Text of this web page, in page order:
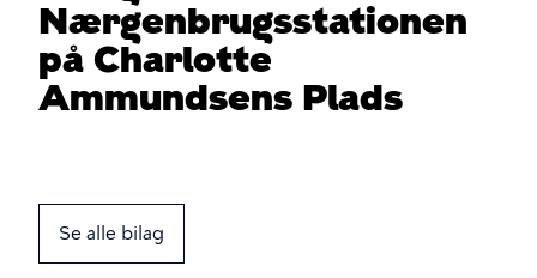
Nærgenbrugsstationen
på Charlotte
Ammundsens Plads
Se alle bilag